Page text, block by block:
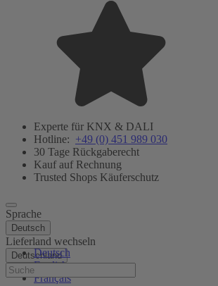
Experte für KNX & DALI
Hotline: +49 (0) 451 989 030
30 Tage Rückgaberecht
Kauf auf Rechnung
Trusted Shops Käuferschutz
Sprache
Deutsch
Deutsch
English
Français
Lieferland wechseln
Deutschland
Hilfe